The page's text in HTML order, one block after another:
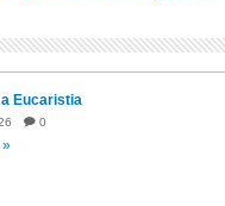
a Eucaristia
0
»